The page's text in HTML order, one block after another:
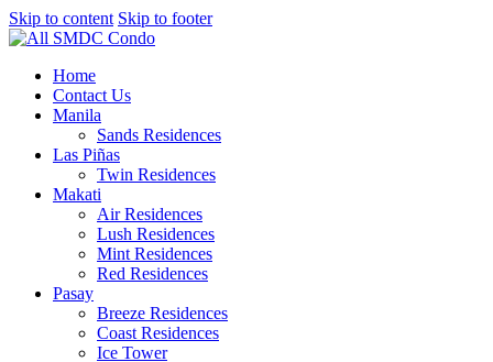
Skip to content Skip to footer
Home
Contact Us
Manila
Sands Residences
Las Piñas
Twin Residences
Makati
Air Residences
Lush Residences
Mint Residences
Red Residences
Pasay
Breeze Residences
Coast Residences
Ice Tower